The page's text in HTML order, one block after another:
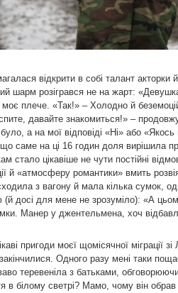
відкрити в собі талант акторки
шарм розігрався не на жарт:
плече. «Так!» – Холодно й
давайте знакомиться!» –
а на мої відповіді «Ні» або
саме на ці 16 годин доля вирішила
стало цікавіше не чути постійні
й «атмосферу романтики» вмить
з вагону й мала кілька сумок,
(й досі для мене не зрозуміло): «А
Манер у джентельмена, хоч
пригоди моєї щомісячної міграції
Одного разу мені таки
теревеніла з батьками,
в білому светрі? Мамо, чому він